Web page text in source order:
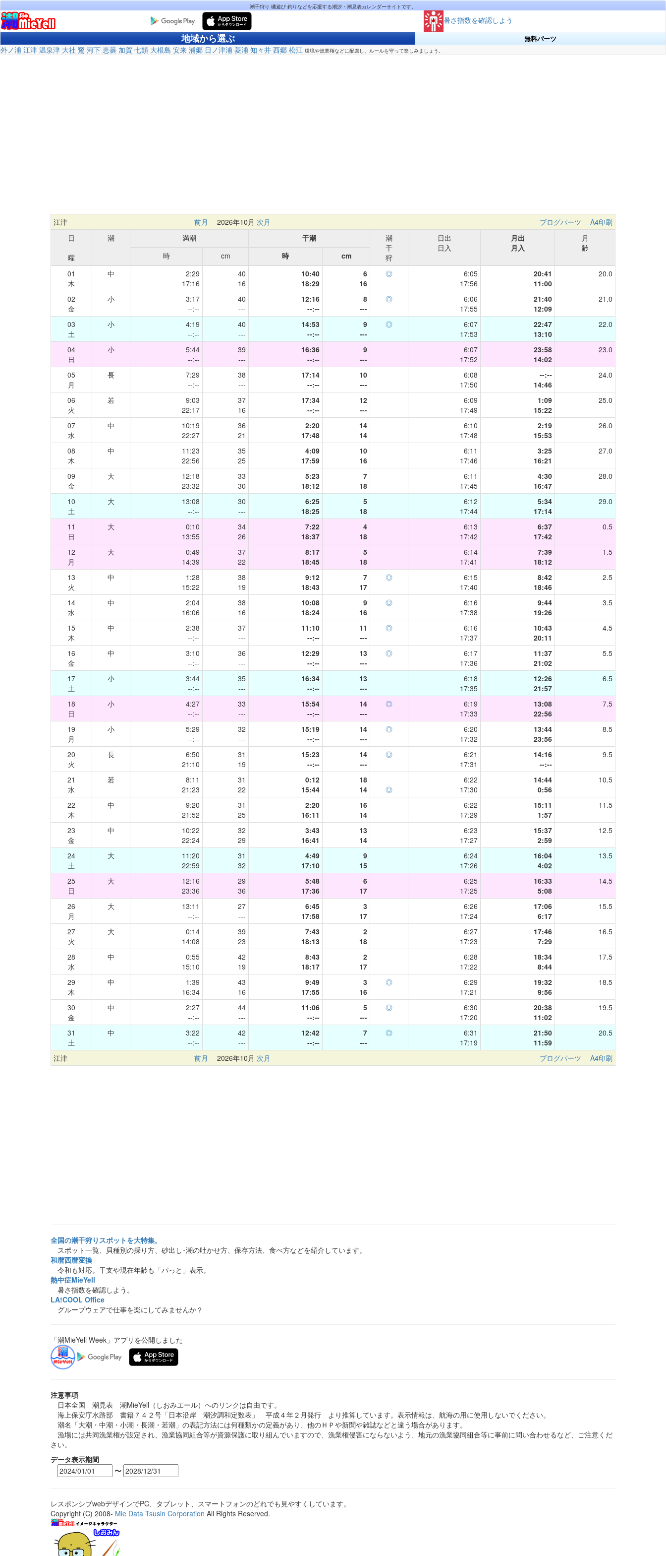
潮干狩り 磯遊び 釣りなどを応援する潮汐・潮見表カレンダーサイトです。
暑さ指数を確認しよう
地域から選ぶ 無料パーツ
外ノ浦 江津 温泉津 大社 鷺 河下 恵曇 加賀 七類 大根島 安来 浦郷 日ノ津浦 菱浦 知々井 西郷 松江 環境や漁業権などに配慮し、ルールを守って楽しみましょう。
江津 前月 2026年10月 次月 ブログパーツ
A4印刷
日
曜
潮 満潮 干潮
潮
干
狩
日出
日入
月出
月入
月
齢
時
cm 時
cm
01
木
中
2:29
17:16
40
16
10:40
18:29
6
16
◎
6:05
17:56
20:41
11:00
20.0
02
金
小
3:17
--:--
40
---
12:16
--:--
8
---
◎
6:06
17:55
21:40
12:09
21.0
03
土
小
4:19
--:--
40
---
14:53
--:--
9
---
◎
6:07
17:53
22:47
13:10
22.0
04
日
小
5:44
--:--
39
---
16:36
--:--
9
---
6:07
17:52
23:58
14:02
23.0
05
月
長
7:29
--:--
38
---
17:14
--:--
10
---
6:08
17:50
--:--
14:46
24.0
06
火
若
9:03
22:17
37
16
17:34
--:--
12
---
6:09
17:49
1:09
15:22
25.0
07
水
中
10:19
22:27
36
21
2:20
17:48
14
14
6:10
17:48
2:19
15:53
26.0
08
木
中
11:23
22:56
35
25
4:09
17:59
10
16
6:11
17:46
3:25
16:21
27.0
09
金
大
12:18
23:32
33
30
5:23
18:12
7
18
6:11
17:45
4:30
16:47
28.0
10
土
大
13:08
--:--
30
---
6:25
18:25
5
18
6:12
17:44
5:34
17:14
29.0
11
日
大
0:10
13:55
34
26
7:22
18:37
4
18
6:13
17:42
6:37
17:42
0.5
12
月
大
0:49
14:39
37
22
8:17
18:45
5
18
6:14
17:41
7:39
18:12
1.5
13
火
中
1:28
15:22
38
19
9:12
18:43
7
17
◎
6:15
17:40
8:42
18:46
2.5
14
水
中
2:04
16:06
38
16
10:08
18:24
9
16
◎
6:16
17:38
9:44
19:26
3.5
15
木
中
2:38
--:--
37
---
11:10
--:--
11
---
◎
6:16
17:37
10:43
20:11
4.5
16
金
中
3:10
--:--
36
---
12:29
--:--
13
---
◎
6:17
17:36
11:37
21:02
5.5
17
土
小
3:44
--:--
35
---
16:34
--:--
13
---
6:18
17:35
12:26
21:57
6.5
18
日
小
4:27
--:--
33
---
15:54
--:--
14
---
◎
6:19
17:33
13:08
22:56
7.5
19
月
小
5:29
--:--
32
---
15:19
--:--
14
---
◎
6:20
17:32
13:44
23:56
8.5
20
火
長
6:50
21:10
31
19
15:23
--:--
14
---
◎
6:21
17:31
14:16
--:--
9.5
21
水
若
8:11
21:23
31
22
0:12
15:44
18
14
◎
6:22
17:30
14:44
0:56
10.5
22
木
中
9:20
21:52
31
25
2:20
16:11
16
14
6:22
17:29
15:11
1:57
11.5
23
金
中
10:22
22:24
32
29
3:43
16:41
13
14
6:23
17:27
15:37
2:59
12.5
24
土
大
11:20
22:59
31
32
4:49
17:10
9
15
6:24
17:26
16:04
4:02
13.5
25
日
大
12:16
23:36
29
36
5:48
17:36
6
17
6:25
17:25
16:33
5:08
14.5
26
月
大
13:11
--:--
27
---
6:45
17:58
3
17
6:26
17:24
17:06
6:17
15.5
27
火
大
0:14
14:08
39
23
7:43
18:13
2
18
6:27
17:23
17:46
7:29
16.5
28
水
中
0:55
15:10
42
19
8:43
18:17
2
17
6:28
17:22
18:34
8:44
17.5
29
木
中
1:39
16:34
43
16
9:49
17:55
3
16
◎
6:29
17:21
19:32
9:56
18.5
30
金
中
2:27
--:--
44
---
11:06
--:--
5
---
◎
6:30
17:20
20:38
11:02
19.5
31
土
中
3:22
--:--
42
---
12:42
--:--
7
---
◎
6:31
17:19
21:50
11:59
20.5
江津 前月 2026年10月 次月 ブログパーツ A4印刷
全国の潮干狩りスポットを大特集。
スポット一覧、貝種別の採り方、砂出し･潮の吐かせ方、保存方法、食べ方などを紹介しています。
和暦西暦変換
令和も対応。干支や現在年齢も「パっと」表示。
熱中症MieYell
暑さ指数を確認しよう。
LA!COOL Office
グループウェアで仕事を楽にしてみませんか？
「潮MieYell Week」アプリを公開しました
注意事項
日本全国 潮見表 潮MieYell（しおみエール）へのリンクは自由です。
海上保安庁水路部 書籍７４２号「日本沿岸 潮汐調和定数表」 平成４年２月発行 より推算しています。表示情報は、航海の用に使用しないでください。
潮名「大潮・中潮・小潮・長潮・若潮」の表記方法には何種類かの定義があり、他のＨＰや新聞や雑誌などと違う場合があります。
漁場には共同漁業権が設定され、漁業協同組合等が資源保護に取り組んでいますので、漁業権侵害にならないよう、地元の漁業協同組合等に事前に問い合わせるなど、ご注意くだ
さい。
データ表示期間
〜
レスポンシブwebデザインでPC、タブレット、スマートフォンのどれでも見やすくしています。
Copyright (C) 2008- Mie Data Tsusin Corporation All Rights Reserved.